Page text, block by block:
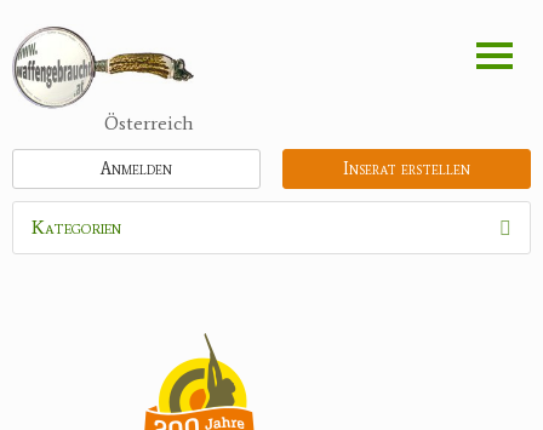
zum
Inhalt
Österreich
Inserat erstellen
Anmelden
Kategorien